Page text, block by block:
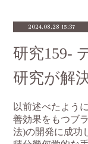
2024.08.28 15:37
研究159-
研究が解